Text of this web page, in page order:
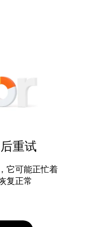
重试
它可能正忙着
复正常